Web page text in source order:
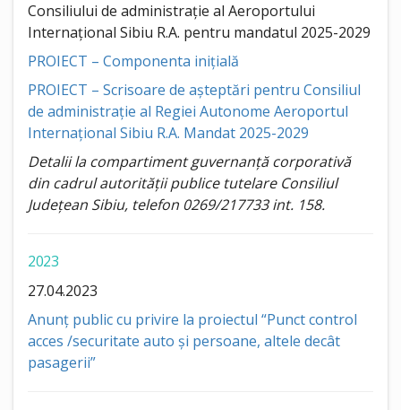
Consiliului de administrație al Aeroportului
Internațional Sibiu R.A. pentru mandatul 2025-2029
PROIECT – Componenta inițială
PROIECT – Scrisoare de așteptări pentru Consiliul
de administrație al Regiei Autonome Aeroportul
Internațional Sibiu R.A. Mandat 2025-2029
Detalii la compartiment guvernanță corporativă
din cadrul autorității publice tutelare Consiliul
Județean Sibiu, telefon 0269/217733 int. 158.
2023
27.04.2023
Anunț public cu privire la proiectul “Punct control
acces /securitate auto și persoane, altele decât
pasagerii”